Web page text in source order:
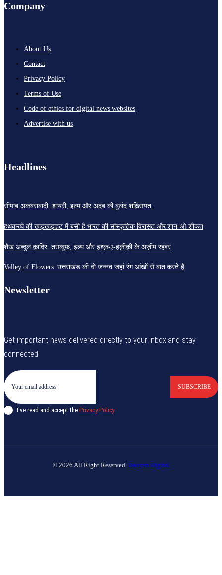
Company
About Us
Contact
Privacy Policy
Terms of Use
Code of ethics for digital news websites
Advertise with us
Headlines
सीमाब अकबराबादी: शायरी, इल्म और अदब की बुलंद शख़्सियत
हथकरघे की खड़खड़ाहट में बसी है भारत की सांस्कृतिक विरासत और शान-ओ-शौकत
शैख़ अब्दुल क़ादिर: तसव्वुफ़, इल्म और इश्क़-ए-हक़ीक़ी के अज़ीम रहबर
Valley of Flowers: उत्तराखंड की वो जन्नत जहां रंग आंखों से बात करते हैं
Newsletter
Get important news delivered directly to your inbox and stay
connected!
SUBSCRIBE
I've read and accept the Privacy Policy.
© 2026 All Right Reserved. Banyan Digital